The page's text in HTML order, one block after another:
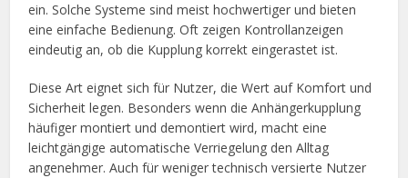
ein. Solche Systeme sind meist hochwertiger und bieten
eine einfache Bedienung. Oft zeigen Kontrollanzeigen
eindeutig an, ob die Kupplung korrekt eingerastet ist.
Diese Art eignet sich für Nutzer, die Wert auf Komfort und
Sicherheit legen. Besonders wenn die Anhängerkupplung
häufiger montiert und demontiert wird, macht eine
leichtgängige automatische Verriegelung den Alltag
angenehmer. Auch für weniger technisch versierte Nutzer